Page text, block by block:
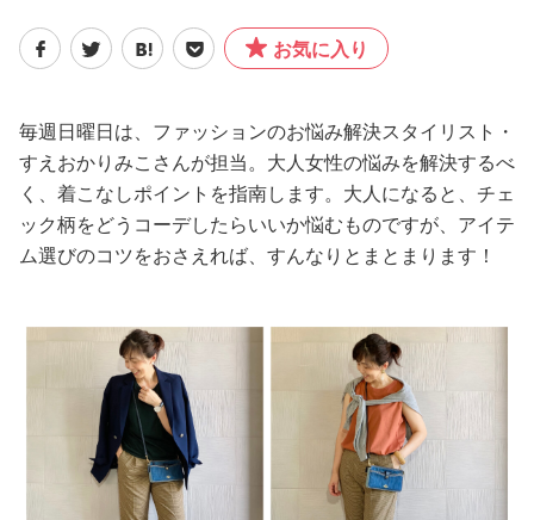
ライフスタイル
ファッション
恋愛/結婚/離婚
美容/健康
ワークスタイル
妊娠/出産/家族
ココロ/カラダ
お気に入り
毎週日曜日は、ファッションのお悩み解決スタイリスト・
すえおかりみこさんが担当。大人女性の悩みを解決するべ
く、着こなしポイントを指南します。大人になると、チェ
ック柄をどうコーデしたらいいか悩むものですが、アイテ
ム選びのコツをおさえれば、すんなりとまとまります！